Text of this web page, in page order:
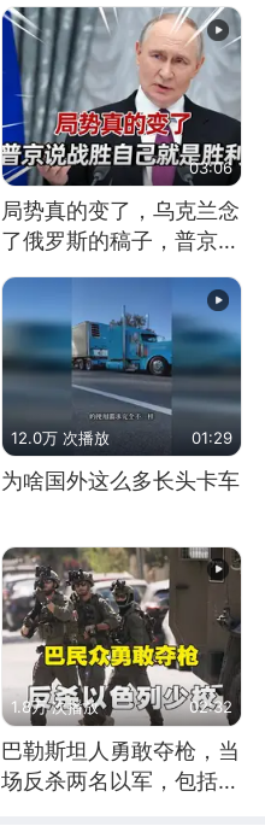
03:06
局势真的变了，乌克兰念
了俄罗斯的稿子，普京说
战胜自己就是胜利
12.0万 次播放 01:29
为啥国外这么多长头卡车
1.8万 次播放 02:32
巴勒斯坦人勇敢夺枪，当
场反杀两名以军，包括一